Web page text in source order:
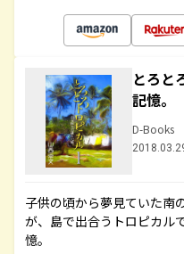
とろと
記憶
D-Books
子供の頃から夢見ていた南
が、島で出合うトロピカル
憶。